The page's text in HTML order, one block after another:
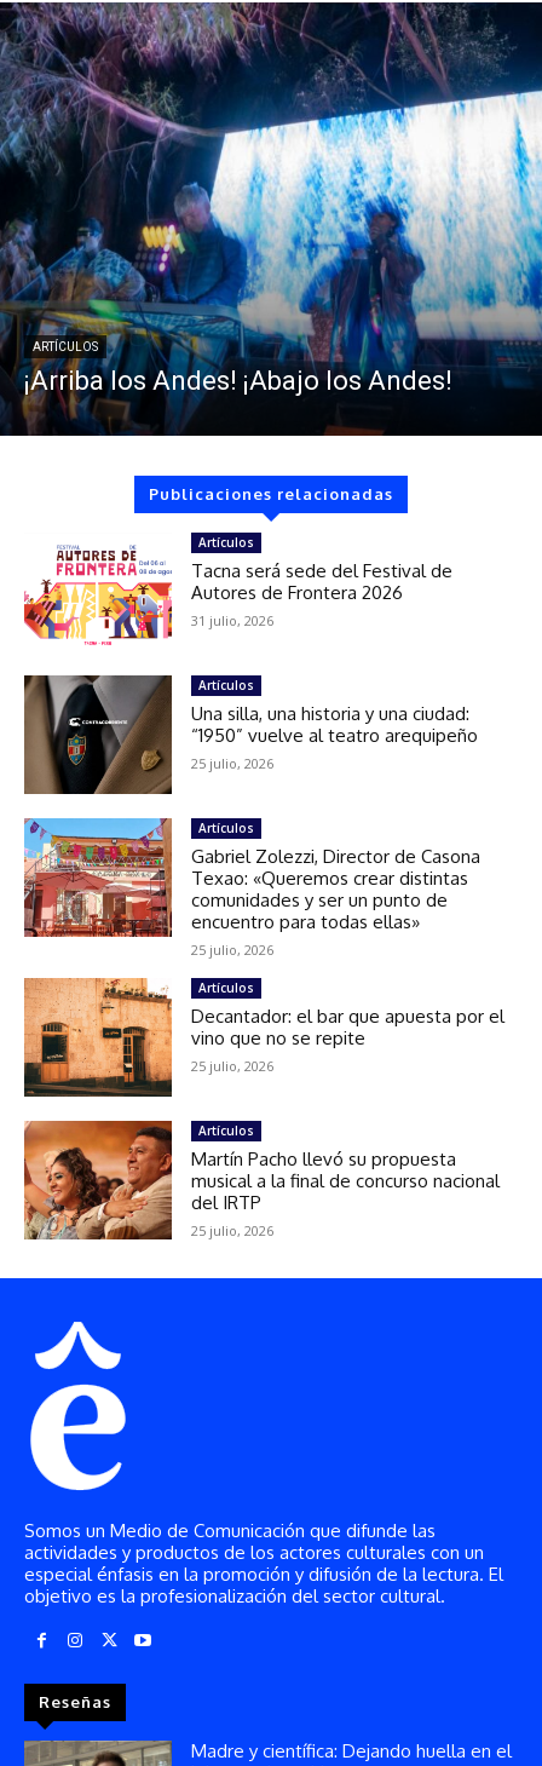
Somos un Medio de Comunicación que difunde las
actividades y productos de los actores culturales con un
especial énfasis en la promoción y difusión de la lectura. El
objetivo es la profesionalización del sector cultural.
Reseñas
Madre y científica: Dejando huella en el